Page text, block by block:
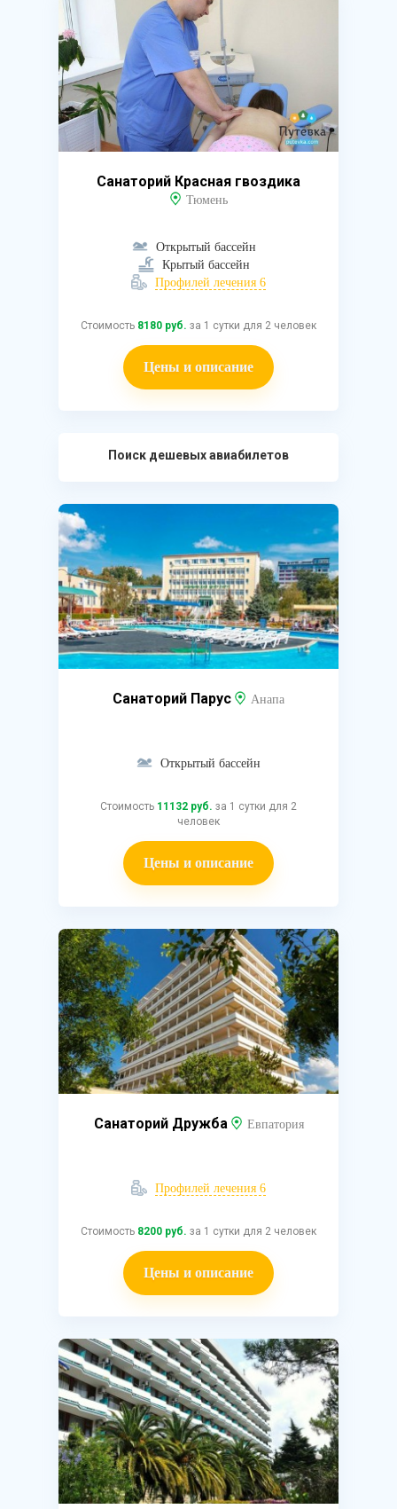
Санаторий Красная гвоздика
Тюмень
Открытый бассейн
Крытый бассейн
Профилей лечения 6
Стоимость 8180 руб. за 1 сутки для 2 человек
Цены и описание
Поиск дешевых авиабилетов
Санаторий Парус Анапа
Открытый бассейн
Стоимость 11132 руб. за 1 сутки для 2
человек
Цены и описание
Санаторий Дружба Евпатория
Профилей лечения 6
Стоимость 8200 руб. за 1 сутки для 2 человек
Цены и описание